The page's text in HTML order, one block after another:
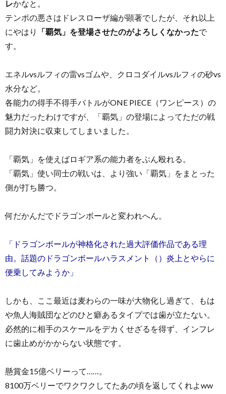
レかなと。
テンポの悪さはドレスローザ編が顕著でしたが、それ以上
にやはり
「覇気」を登場させたのがよろしくなかったで
す。
エネルvsルフィの雷vsゴムや、クロコダイルvsルフィの砂vs
水分など。
各能力の得手不得手バトルがONE PIECE（ワンピース）の
魅力だったわけですが、「覇気」の登場によってただの戦
闘力対決に収束してしまいました。
「覇気」を使えばロギア系の能力者をぶん殴れる。
「覇気」使い同士の戦いは、より強い「覇気」をまとった
側が打ち勝つ。
何だかんだでドラゴンボールと変われへん。
「ドラゴンボールが神格化された過大評価作品である理
由。話題のドラゴンボールハラスメント（）炎上とやらに
便乗してみようか」
しかも、ここ最近は麦わらの一味が大物化し過ぎて、もは
や魚人海賊団などのひと癖あるタイプでは歯が立たない。
必然的に相手のスケールをデカくせざるを得ず、インフレ
に歯止めがかからない状態です。
懸賞金15億ベリーって……。
8100万ベリーでワクワクしてたあの頃を返してくれよww